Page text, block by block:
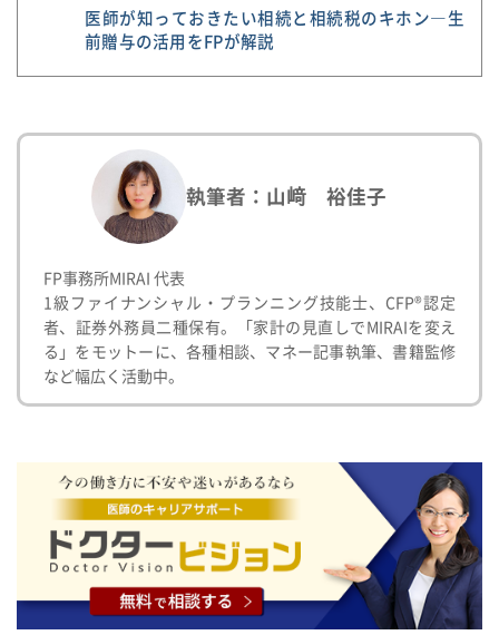
医師が知っておきたい相続と相続税のキホン―生
前贈与の活用をFPが解説
執筆者：山﨑 裕佳子
FP事務所MIRAI 代表
1級ファイナンシャル・プランニング技能士、CFP®認定
者、証券外務員二種保有。「家計の見直しでMIRAIを変え
る」をモットーに、各種相談、マネー記事執筆、書籍監修
など幅広く活動中。